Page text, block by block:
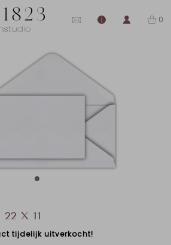
0
X 11
tijdelijk uitverkocht!